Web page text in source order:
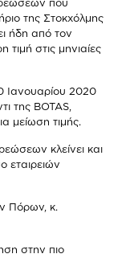
που
της Στοκχόλμης
ήδη από τον
στις μηνιαίες
Ιανουαρίου 2020
της BOTAS,
μείωση τιμής.
κλείνει και
εταιρειών
Πόρων, κ.
στην πιο